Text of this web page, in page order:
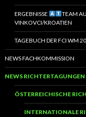
ERGEBNISSE TEAM
VINKOVCI/KROATIEN
TAGEBUCH DER FCI WM
NEWS FACHKOMMISSION
NEWS RICHTERTAGUNGEN
ÖSTERREICHISCHE
INTERNATIONALE